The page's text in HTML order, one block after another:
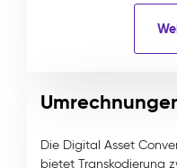
Die Digital Asset
bietet Transkodierung